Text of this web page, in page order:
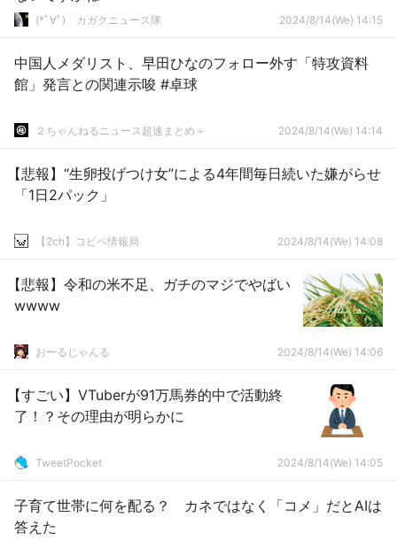
(*ﾟ∀ﾟ)ゞカガクニュース隊 2024/8/14(We) 14:15
中国人メダリスト、早田ひなのフォロー外す「特攻資料
館」発言との関連示唆 #卓球
２ちゃんねるニュース超速まとめ＋ 2024/8/14(We) 14:14
【悲報】“生卵投げつけ女”による4年間毎日続いた嫌がらせ
「1日2パック」
【2ch】コピペ情報局 2024/8/14(We) 14:08
【悲報】令和の米不足、ガチのマジでやばい
wwww
おーるじゃんる 2024/8/14(We) 14:06
【すごい】VTuberが91万馬券的中で活動終
了！？その理由が明らかに
TweetPocket 2024/8/14(We) 14:05
子育て世帯に何を配る？ カネではなく「コメ」だとAIは
答えた